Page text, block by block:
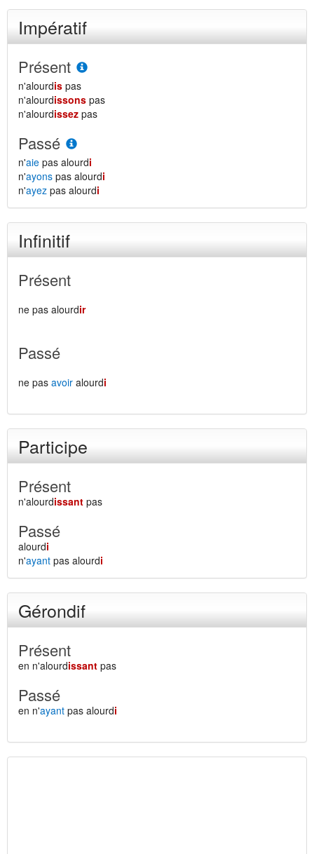
Impératif
Présent
n'alourdis pas
n'alourdissons pas
n'alourdissez pas
Passé
n'aie pas alourdi
n'ayons pas alourdi
n'ayez pas alourdi
Infinitif
Présent
ne pas alourdir
Passé
ne pas avoir alourdi
Participe
Présent
n'alourdissant pas
Passé
alourdi
n'ayant pas alourdi
Gérondif
Présent
en n'alourdissant pas
Passé
en n'ayant pas alourdi